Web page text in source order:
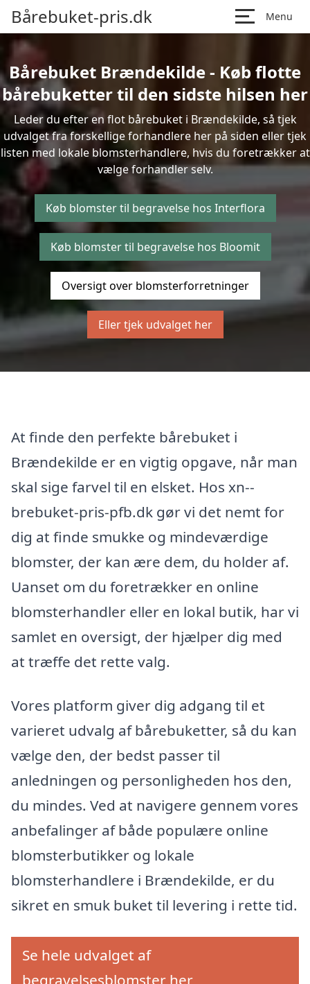
Bårebuket-pris.dk Menu
Bårebuket Brændekilde - Køb flotte
bårebuketter til den sidste hilsen her
Leder du efter en flot bårebuket i Brændekilde, så tjek
udvalget fra forskellige forhandlere her på siden eller tjek
listen med lokale blomsterhandlere, hvis du foretrækker at
vælge forhandler selv.
Køb blomster til begravelse hos Interflora
Køb blomster til begravelse hos Bloomit
Oversigt over blomsterforretninger
Eller tjek udvalget her
At finde den perfekte bårebuket i
Brændekilde er en vigtig opgave, når man
skal sige farvel til en elsket. Hos xn--
brebuket-pris-pfb.dk gør vi det nemt for
dig at finde smukke og mindeværdige
blomster, der kan ære dem, du holder af.
Uanset om du foretrækker en online
blomsterhandler eller en lokal butik, har vi
samlet en oversigt, der hjælper dig med
at træffe det rette valg.
Vores platform giver dig adgang til et
varieret udvalg af bårebuketter, så du kan
vælge den, der bedst passer til
anledningen og personligheden hos den,
du mindes. Ved at navigere gennem vores
anbefalinger af både populære online
blomsterbutikker og lokale
blomsterhandlere i Brændekilde, er du
sikret en smuk buket til levering i rette tid.
Se hele udvalget af
begravelsesblomster her